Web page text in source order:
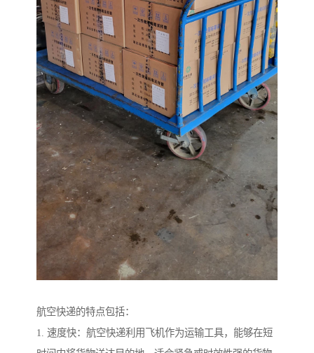
航空快递的特点包括：
1. 速度快：航空快递利用飞机作为运输工具，能够在短